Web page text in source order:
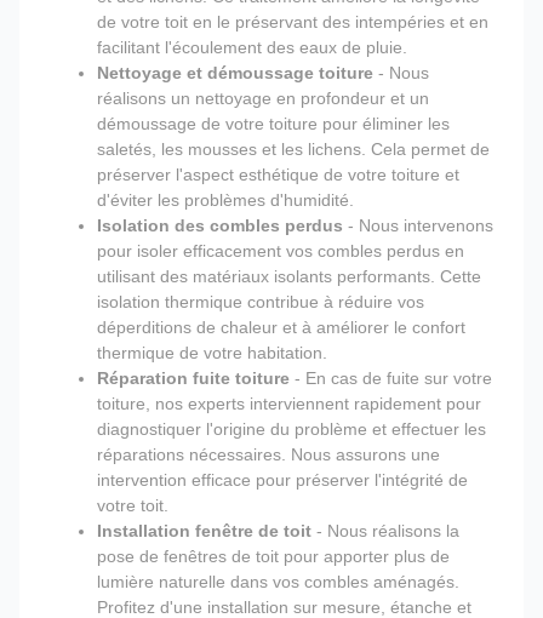
de votre toit en le préservant des intempéries et en
facilitant l'écoulement des eaux de pluie.
Nettoyage et démoussage toiture - Nous
réalisons un nettoyage en profondeur et un
démoussage de votre toiture pour éliminer les
saletés, les mousses et les lichens. Cela permet de
préserver l'aspect esthétique de votre toiture et
d'éviter les problèmes d'humidité.
Isolation des combles perdus - Nous intervenons
pour isoler efficacement vos combles perdus en
utilisant des matériaux isolants performants. Cette
isolation thermique contribue à réduire vos
déperditions de chaleur et à améliorer le confort
thermique de votre habitation.
Réparation fuite toiture - En cas de fuite sur votre
toiture, nos experts interviennent rapidement pour
diagnostiquer l'origine du problème et effectuer les
réparations nécessaires. Nous assurons une
intervention efficace pour préserver l'intégrité de
votre toit.
Installation fenêtre de toit - Nous réalisons la
pose de fenêtres de toit pour apporter plus de
lumière naturelle dans vos combles aménagés.
Profitez d'une installation sur mesure, étanche et